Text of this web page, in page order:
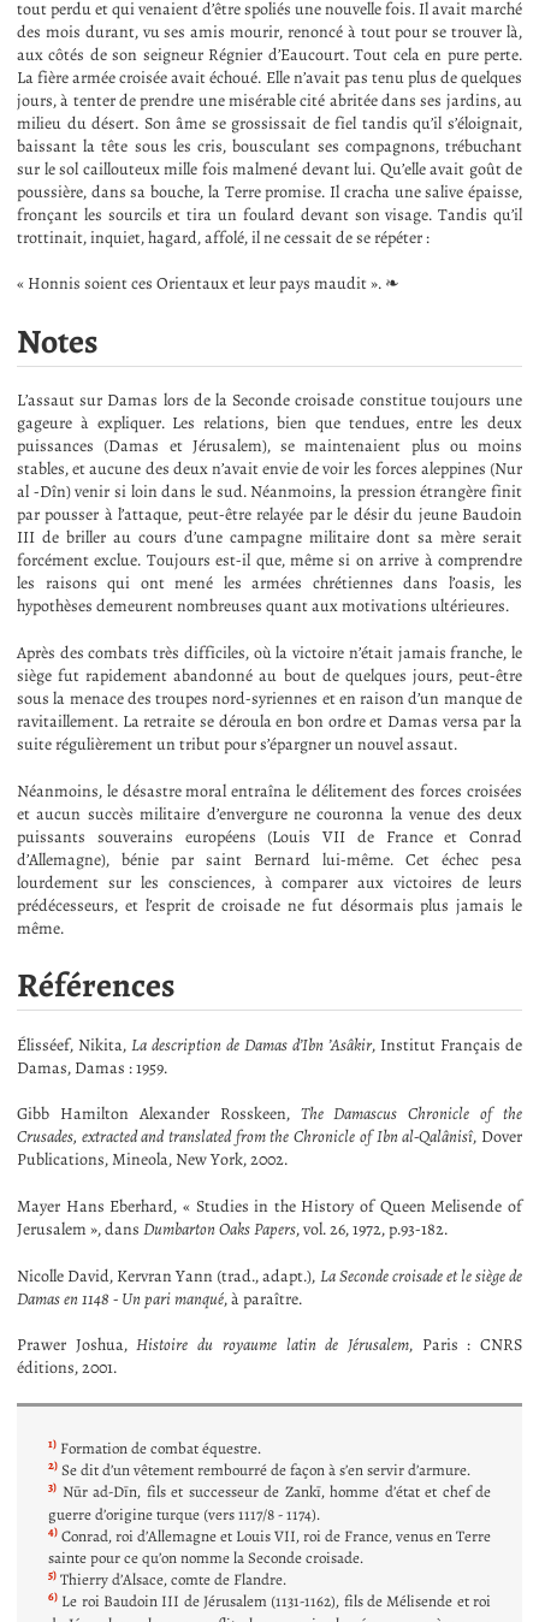
tout perdu et qui venaient d’être spoliés une nouvelle fois. Il avait marché
des mois durant, vu ses amis mourir, renoncé à tout pour se trouver là,
aux côtés de son seigneur Régnier d’Eaucourt. Tout cela en pure perte.
La fière armée croisée avait échoué. Elle n’avait pas tenu plus de quelques
jours, à tenter de prendre une misérable cité abritée dans ses jardins, au
milieu du désert. Son âme se grossissait de fiel tandis qu’il s’éloignait,
baissant la tête sous les cris, bousculant ses compagnons, trébuchant
sur le sol caillouteux mille fois malmené devant lui. Qu’elle avait goût de
poussière, dans sa bouche, la Terre promise. Il cracha une salive épaisse,
fronçant les sourcils et tira un foulard devant son visage. Tandis qu’il
trottinait, inquiet, hagard, affolé, il ne cessait de se répéter :
« Honnis soient ces Orientaux et leur pays maudit ». ❧
Notes
L’assaut sur Damas lors de la Seconde croisade constitue toujours une
gageure à expliquer. Les relations, bien que tendues, entre les deux
puissances (Damas et Jérusalem), se maintenaient plus ou moins
stables, et aucune des deux n’avait envie de voir les forces aleppines (Nur
al -Dîn) venir si loin dans le sud. Néanmoins, la pression étrangère finit
par pousser à l’attaque, peut-être relayée par le désir du jeune Baudoin
III de briller au cours d’une campagne militaire dont sa mère serait
forcément exclue. Toujours est-il que, même si on arrive à comprendre
les raisons qui ont mené les armées chrétiennes dans l’oasis, les
hypothèses demeurent nombreuses quant aux motivations ultérieures.
Après des combats très difficiles, où la victoire n’était jamais franche, le
siège fut rapidement abandonné au bout de quelques jours, peut-être
sous la menace des troupes nord-syriennes et en raison d’un manque de
ravitaillement. La retraite se déroula en bon ordre et Damas versa par la
suite régulièrement un tribut pour s’épargner un nouvel assaut.
Néanmoins, le désastre moral entraîna le délitement des forces croisées
et aucun succès militaire d’envergure ne couronna la venue des deux
puissants souverains européens (Louis VII de France et Conrad
d’Allemagne), bénie par saint Bernard lui-même. Cet échec pesa
lourdement sur les consciences, à comparer aux victoires de leurs
prédécesseurs, et l’esprit de croisade ne fut désormais plus jamais le
même.
Références
Élisséef, Nikita, La description de Damas d’Ibn ’Asâkir, Institut Français de
Damas, Damas : 1959.
Gibb Hamilton Alexander Rosskeen, The Damascus Chronicle of the
Crusades, extracted and translated from the Chronicle of Ibn al-Qalânisî, Dover
Publications, Mineola, New York, 2002.
Mayer Hans Eberhard, « Studies in the History of Queen Melisende of
Jerusalem », dans Dumbarton Oaks Papers, vol. 26, 1972, p.93-182.
Nicolle David, Kervran Yann (trad., adapt.), La Seconde croisade et le siège de
Damas en 1148 - Un pari manqué, à paraître.
Prawer Joshua,Histoire du royaume latin de Jérusalem, Paris : CNRS
éditions, 2001.
1) Formation de combat équestre.
2) Se dit d’un vêtement rembourré de façon à s’en servir d’armure.
3) Nūr ad-Dīn, fils et successeur de Zankī, homme d’état et chef de
guerre d’origine turque (vers 1117/8 - 1174).
4) Conrad, roi d’Allemagne et Louis VII, roi de France, venus en Terre
sainte pour ce qu’on nomme la Seconde croisade.
5) Thierry d’Alsace, comte de Flandre.
6) Le roi Baudoin III de Jérusalem (1131-1162), fils de Mélisende et roi